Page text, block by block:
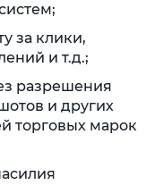
за клики,
и т.д.;
разрешения
и других
торговых марок